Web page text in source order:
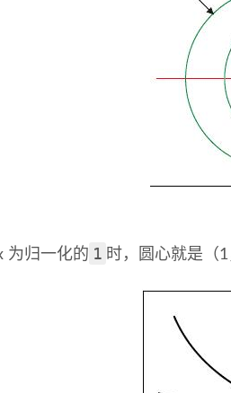
为归一化的 1 时，圆心就是（1